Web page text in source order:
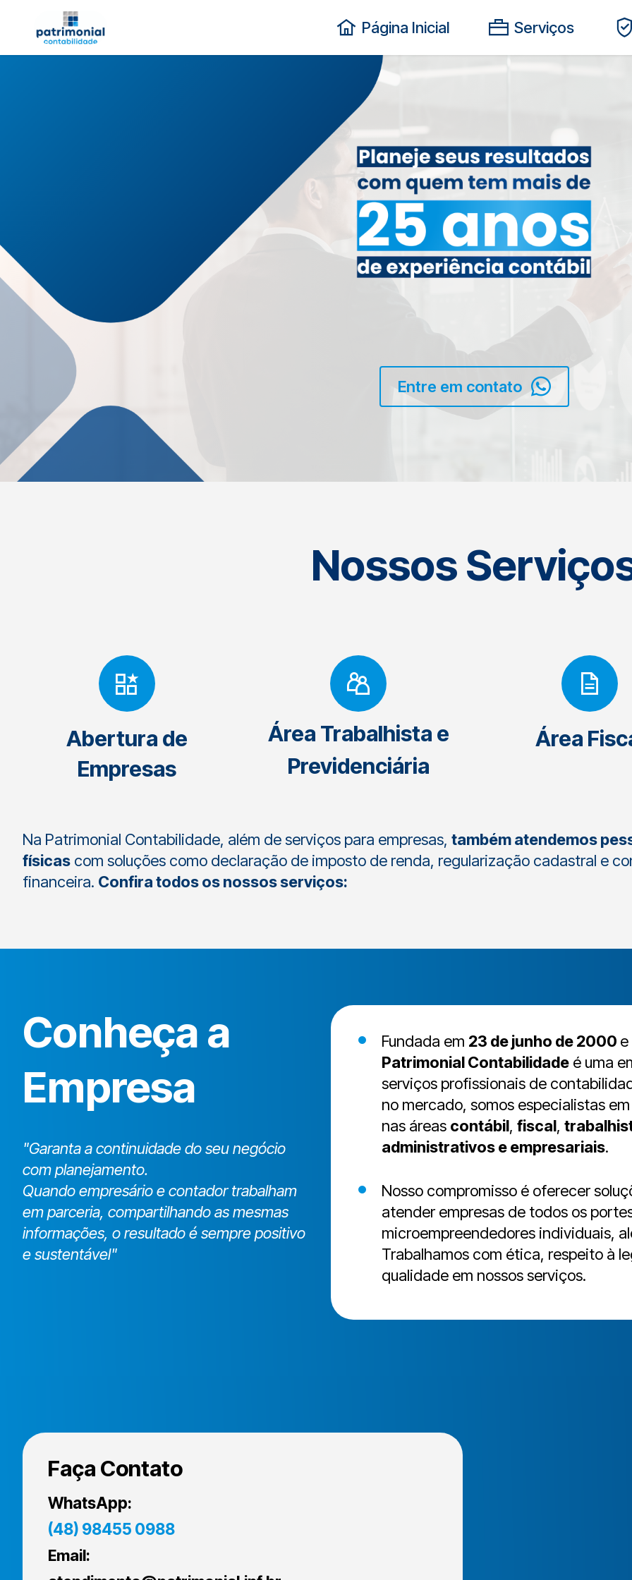
Página Inicial Serviços
Entre em contato
Nossos
Abertura de
Empresas
Área Trabalhista e
Previdenciária
Área
Na Patrimonial Contabilidade, além de serviços para empresas, também atendemos
físicas com soluções como declaração de imposto de renda, regularização cadastral e
financeira. Confira todos os nossos serviços:
Conheça a
Empresa
"Garanta a continuidade do seu negócio
com planejamento.
Quando empresário e contador trabalham
em parceria, compartilhando as mesmas
informações, o resultado é sempre positivo
e sustentável"
Fundada em 23 de junho de 2000
Patrimonial Contabilidade é uma
serviços profissionais de
no mercado, somos especialistas
nas áreas contábil,fiscal,
administrativos e empresariais.
Nosso compromisso é oferecer
atender empresas de todos os
microempreendedores individuais,
Trabalhamos com ética, respeito à
qualidade em nossos serviços.
Faça Contato
WhatsApp:
(48) 98455 0988
Email: